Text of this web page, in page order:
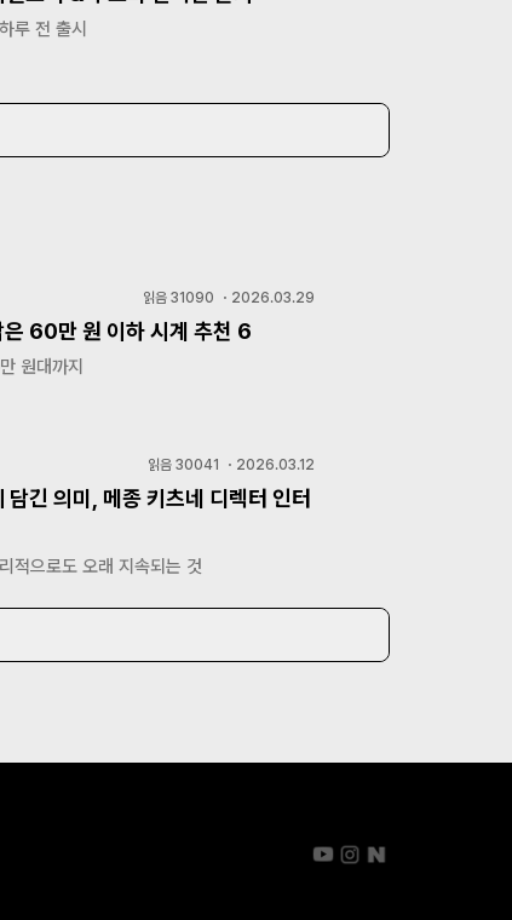
루 전 출시
읽음 31090 ・ 2026.03.29
은 60만 원 이하 시계 추천 6
원대까지
읽음 30041 ・ 2026.03.12
담긴 의미, 메종 키츠네 디렉터 인터
적으로도 오래 지속되는 것